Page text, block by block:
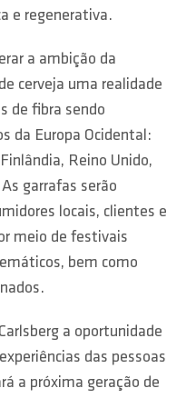
e regenerativa.
a ambição da
cerveja uma realidade
de fibra sendo
da Europa Ocidental:
Reino Unido,
garrafas serão
locais, clientes e
meio de festivais
bem como
a oportunidade
das pessoas
a próxima geração de